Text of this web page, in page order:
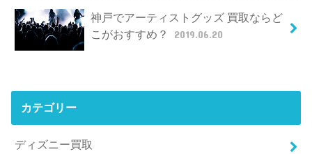
神戸でアーティストグッズ 買取ならど
こがおすすめ？
2019.06.20
カテゴリー
ディズニー買取